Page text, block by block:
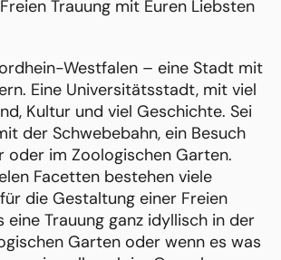
Trauung mit Euren Liebsten
Westfalen – eine Stadt mit
Eine Universitätsstadt, mit viel
Kultur und viel Geschichte. Sei
der Schwebebahn, ein Besuch
oder im Zoologischen Garten.
Facetten bestehen viele
die Gestaltung einer Freien
eine Trauung ganz idyllisch in der
Garten oder wenn es was